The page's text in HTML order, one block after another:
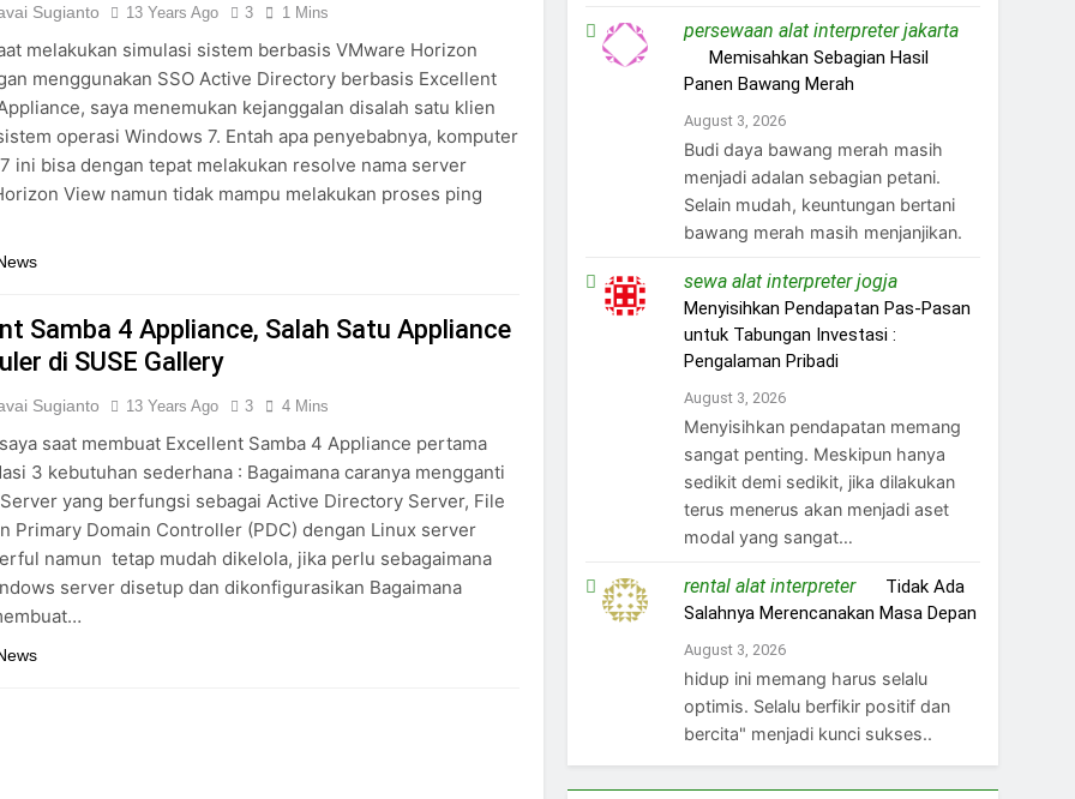
Sugianto 13 Years Ago 3 1 Mins
melakukan simulasi sistem berbasis VMware Horizon
menggunakan SSO Active Directory berbasis Excellent
saya menemukan kejanggalan disalah satu klien
operasi Windows 7. Entah apa penyebabnya, komputer
ini bisa dengan tepat melakukan resolve nama server
View namun tidak mampu melakukan proses ping
Samba 4 Appliance, Salah Satu Appliance
di SUSE Gallery
Sugianto 13 Years Ago 3 4 Mins
saat membuat Excellent Samba 4 Appliance pertama
3 kebutuhan sederhana : Bagaimana caranya mengganti
yang berfungsi sebagai Active Directory Server, File
Primary Domain Controller (PDC) dengan Linux server
namun tetap mudah dikelola, jika perlu sebagaimana
server disetup dan dikonfigurasikan Bagaimana
persewaan alat interpreter jakarta
Memisahkan Sebagian Hasil
Panen Bawang Merah
August 3, 2026
Budi daya bawang merah masih
menjadi adalan sebagian petani.
Selain mudah, keuntungan bertani
bawang merah masih menjanjikan.
sewa alat interpreter jogjaon
Menyisihkan Pendapatan Pas-Pasan
untuk Tabungan Investasi :
Pengalaman Pribadi
August 3, 2026
Menyisihkan pendapatan memang
sangat penting. Meskipun hanya
sedikit demi sedikit, jika dilakukan
terus menerus akan menjadi aset
modal yang sangat…
rental alat interpreteron Tidak Ada
Salahnya Merencanakan Masa Depan
August 3, 2026
hidup ini memang harus selalu
optimis. Selalu berfikir positif dan
bercita" menjadi kunci sukses..